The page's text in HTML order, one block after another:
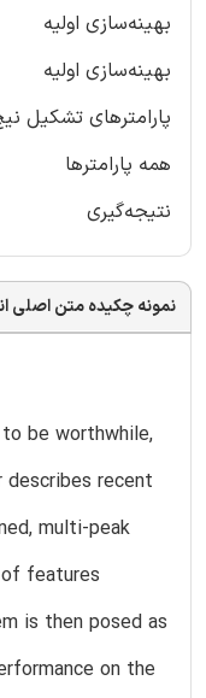
بهینه‌سازی اولیه
بهینه‌سازی اولیه
پارامترهای تشکیل
همه پارامترها
نتیجه‌گیری
نمونه چکیده متن اصلی
be worthwhile,
recent
multi-peak
features
is then posed as
on the